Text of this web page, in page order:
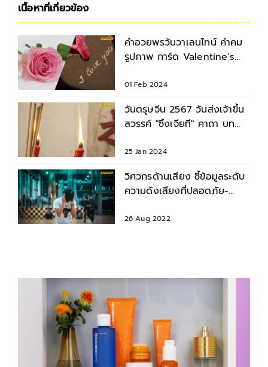
เนื้อหาที่เกี่ยวข้อง
คำอวยพรวันวาเลนไทน์ คำคม
รูปภาพ การ์ด Valentine's
01 Feb 2024
วันตรุษจีน 2567 วันส่งเจ้าขึ้น
สวรรค์ "ซิ้งเจียที" คาถา บท
25 Jan 2024
วิศวกรด้านเสียง ชี้ข้อมูลระดับ
ความดังเสียงที่ปลอดภัย-
26 Aug 2022